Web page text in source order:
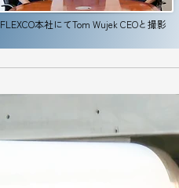
FLEXCO本社にてTom Wujek CEOと撮影